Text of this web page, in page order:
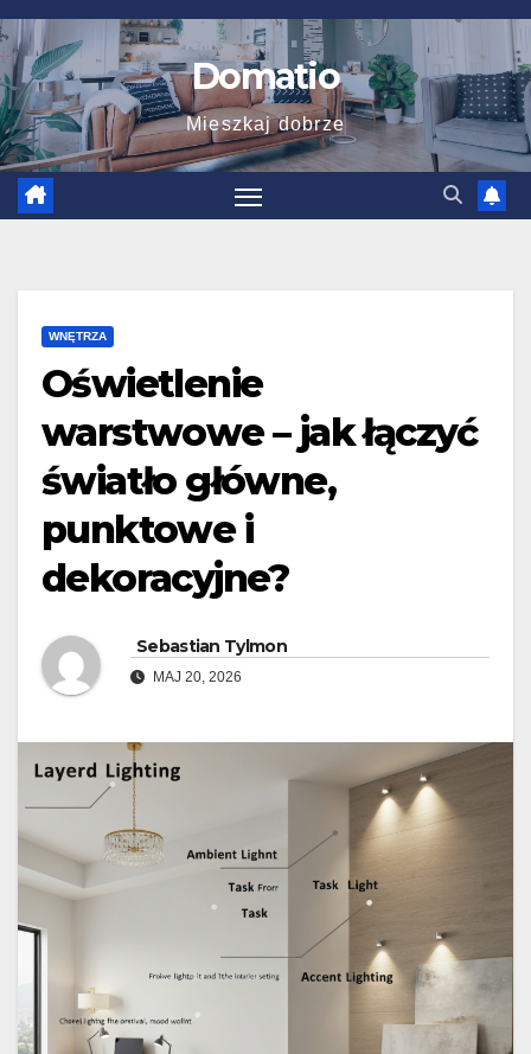
Skip
to
content
Domatio
Mieszkaj dobrze
WNĘTRZA
Oświetlenie
warstwowe – jak łączyć
światło główne,
punktowe i
dekoracyjne?
Sebastian Tylmon
MAJ 20, 2026